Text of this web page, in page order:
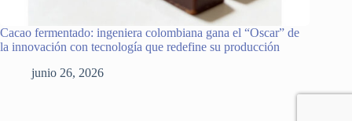
Cacao fermentado: ingeniera colombiana gana el “Oscar” de
la innovación con tecnología que redefine su producción
junio 26, 2026